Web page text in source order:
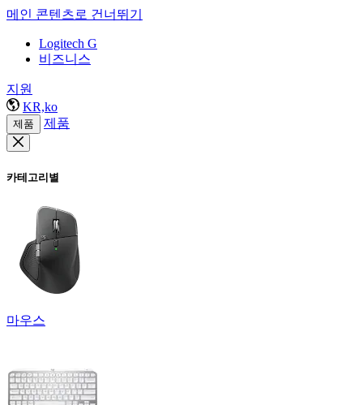
메인 콘텐츠로 건너뛰기
Logitech G
비즈니스
지원
KR,ko
제품 제품
카테고리별
마우스